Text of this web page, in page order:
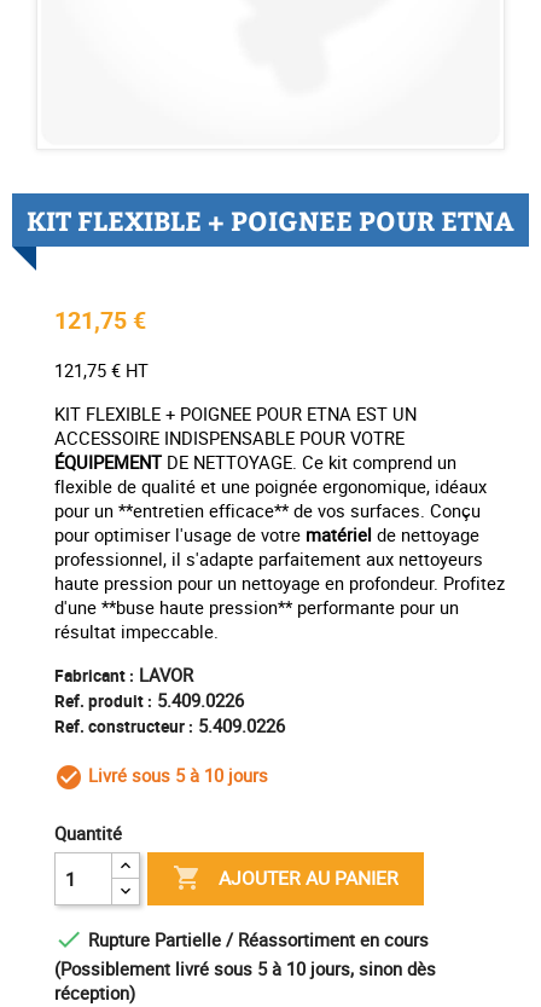
KIT FLEXIBLE + POIGNEE POUR ETNA
121,75 €
121,75 € HT
KIT FLEXIBLE + POIGNEE POUR ETNA EST UN
ACCESSOIRE INDISPENSABLE POUR VOTRE
ÉQUIPEMENT DE NETTOYAGE. Ce kit comprend un
flexible de qualité et une poignée ergonomique, idéaux
pour un **entretien efficace** de vos surfaces. Conçu
pour optimiser l'usage de votre matériel de nettoyage
professionnel, il s'adapte parfaitement aux nettoyeurs
haute pression pour un nettoyage en profondeur. Profitez
d'une **buse haute pression** performante pour un
résultat impeccable.
Fabricant : LAVOR
Ref. produit : 5.409.0226
Ref. constructeur : 5.409.0226
check_circle_outline
Livré sous 5 à 10 jours
Quantité
 AJOUTER AU PANIER
 Rupture Partielle / Réassortiment en cours
(Possiblement livré sous 5 à 10 jours, sinon dès
réception)